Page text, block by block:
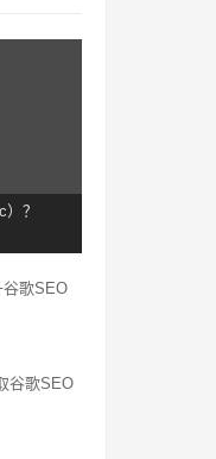
？
谷歌SEO
谷歌SEO